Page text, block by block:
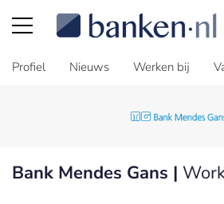
Profiel Nieuws Werken bij
Bank Mendes Gans |